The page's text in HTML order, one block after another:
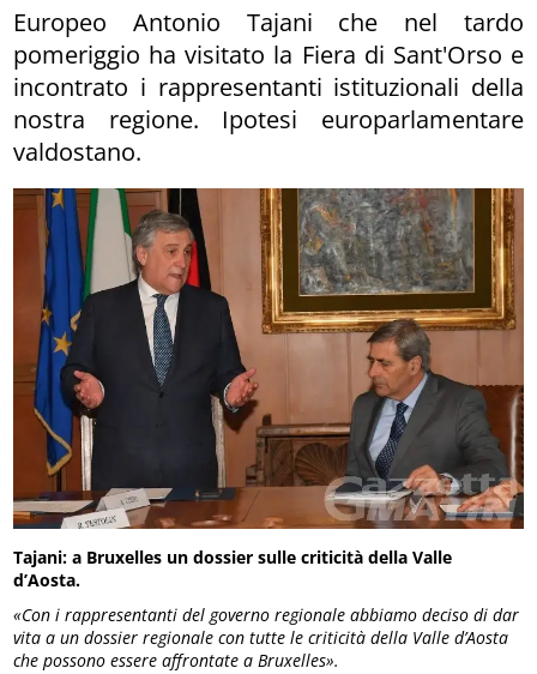
Europeo Antonio Tajani che nel tardo
pomeriggio ha visitato la Fiera di Sant'Orso e
incontrato i rappresentanti istituzionali della
nostra regione. Ipotesi europarlamentare
valdostano.
Tajani: a Bruxelles un dossier sulle criticità della Valle
d’Aosta.
«Con i rappresentanti del governo regionale abbiamo deciso di dar
vita a un dossier regionale con tutte le criticità della Valle d’Aosta
che possono essere affrontate a Bruxelles».